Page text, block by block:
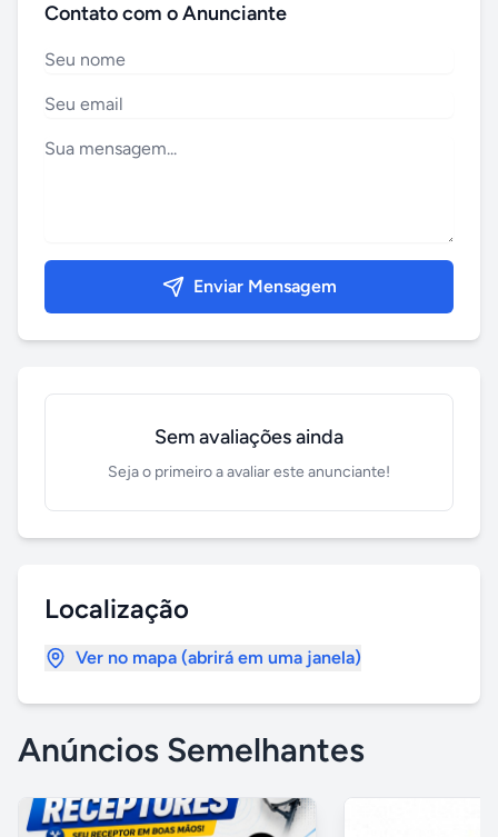
Contato com o Anunciante
Enviar Mensagem
Sem avaliações ainda
Seja o primeiro a avaliar este anunciante!
Localização
Ver no mapa (abrirá em uma janela)
Anúncios Semelhantes